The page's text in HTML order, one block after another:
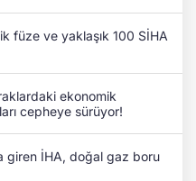
füze ve yaklaşık 100 SİHA
ekonomik
cepheye sürüyor!
giren İHA, doğal gaz boru